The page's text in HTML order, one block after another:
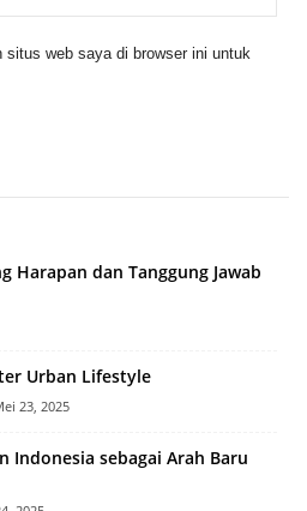
situs web saya di browser ini untuk
Harapan dan Tanggung Jawab
Urban Lifestyle
23, 2025
Indonesia sebagai Arah Baru